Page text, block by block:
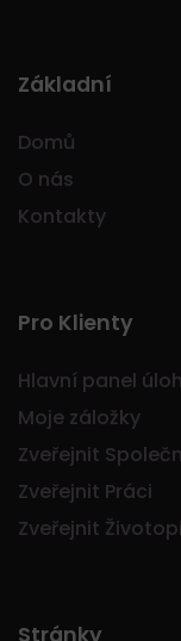
Základní
Domů
O nás
Kontakty
Pro Klienty
Hlavní panel úloh
Moje záložky
Zveřejnit
Zveřejnit Práci
Zveřejnit
Stránky